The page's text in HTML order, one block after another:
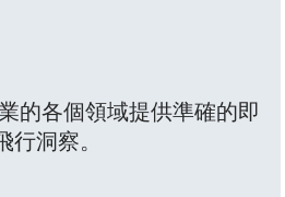
的各個領域提供準確的即
洞察。